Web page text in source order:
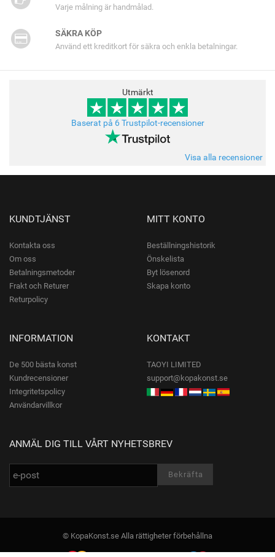
Varje målning är handmålad.
SÄKRA KÖP
Använd ett kreditkort för säkra och enkla betalningar.
Utmärkt
Baserat på 6 Trustpilot-recensioner
Visa alla recensioner
KUNDTJÄNST
Kontakta oss
Om oss
Betalningsmetoder
Frakt och Returer
Returpolicy
MITT KONTO
Beställningshistorik
Önskelista
Byt lösenord
Skapa konto
INFORMATION
De 500 bästa konst
Kundrecensioner
Integritetspolicy
Användarvillkor
KONTAKT
TAOYI LIMITED
support@kopakonst.se
ANMÄL DIG TILL VÅRT NYHETSBREV
© KopaKonst.se Alla rättigheter förbehållna